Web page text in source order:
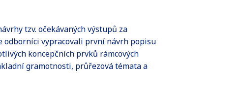
tzv. očekávaných výstupů za
odborníci vypracovali první návrh popisu
koncepčních prvků rámcových
gramotnosti, průřezová témata a